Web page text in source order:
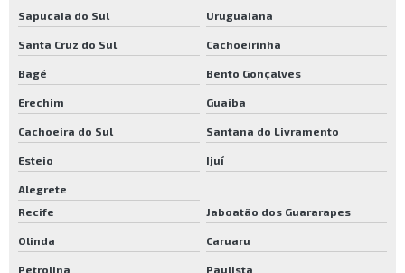
Sapucaia do Sul Uruguaiana
Santa Cruz do Sul Cachoeirinha
Bagé Bento Gonçalves
Erechim Guaíba
Cachoeira do Sul Santana do Livramento
Esteio Ijuí
Alegrete
Recife
Jaboatão dos Guararapes
Olinda Caruaru
Petrolina Paulista